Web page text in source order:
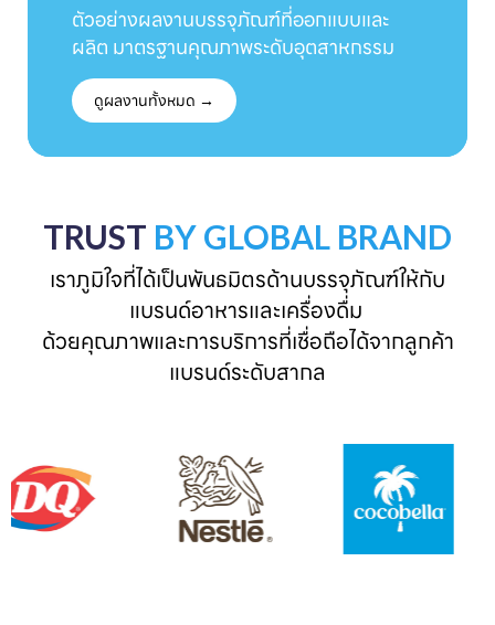
ตัวอย่างผลงานบรรจุภัณฑ์ที่ออกแบบและ
ผลิต มาตรฐานคุณภาพระดับอุตสาหกรรม
ดูผลงานทั้งหมด →
TRUST BY GLOBAL BRAND
เราภูมิใจที่ได้เป็นพันธมิตรด้านบรรจุภัณฑ์ให้กับ
แบรนด์อาหารและเครื่องดื่ม
ด้วยคุณภาพและการบริการที่เชื่อถือได้จากลูกค้า
แบรนด์ระดับสากล